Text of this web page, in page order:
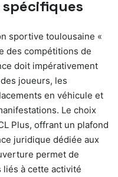
sportive toulousaine «
des compétitions de
doit impérativement
joueurs, les
en véhicule et
Le choix
Plus, offrant un plafond
juridique dédiée aux
permet de
liés à cette activité